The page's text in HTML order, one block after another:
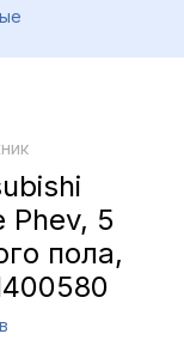
Phev, 5
пола,